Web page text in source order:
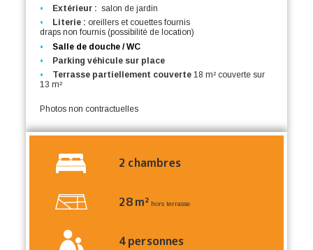
Extérieur : salon de jardin
Literie : oreillers et couettes fournis
draps non fournis (possibilité de location)
Salle de douche / WC
Parking véhicule sur place
Terrasse partiellement couverte18 m² couverte sur
13 m²
Photos non contractuelles
2 chambres
28m² hors terrasse
4personnes